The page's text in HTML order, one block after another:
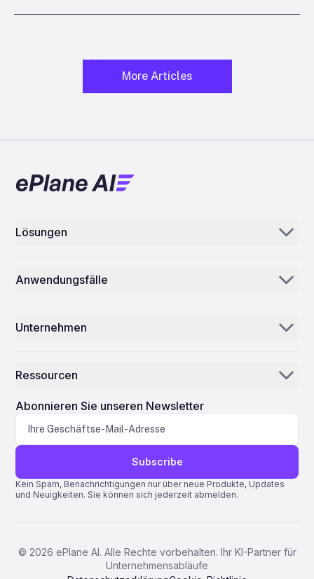
More Articles
Lösungen
E-Mail-KI
Leitstelle
Anwendungsfälle
MROs
AEC
Fertigung
Biowissenschaften
Unternehmen
Warum ePlane AI
Karriere
Kontakt
Ressourcen
Nachrichten
Blog
Support
Quantum-ERP
AMOS ERP
IFS ERP
Pentagon 2000SQL ERP
Abonnieren Sie unseren Newsletter
Subscribe
Kein Spam, Benachrichtigungen nur über neue Produkte, Updates
und Neuigkeiten. Sie können sich jederzeit abmelden.
© 2026 ePlane AI. Alle Rechte vorbehalten. Ihr KI-Partner für
Unternehmensabläufe